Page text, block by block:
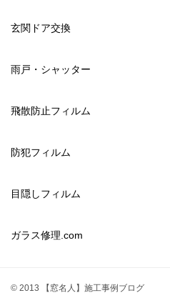
玄関ドア交換
雨戸・シャッター
飛散防止フィルム
防犯フィルム
目隠しフィルム
ガラス修理.com
© 2013 【窓名人】施工事例ブログ